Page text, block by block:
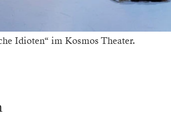
Idioten“ im Kosmos Theater.